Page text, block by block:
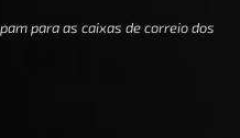
para as caixas de correio dos